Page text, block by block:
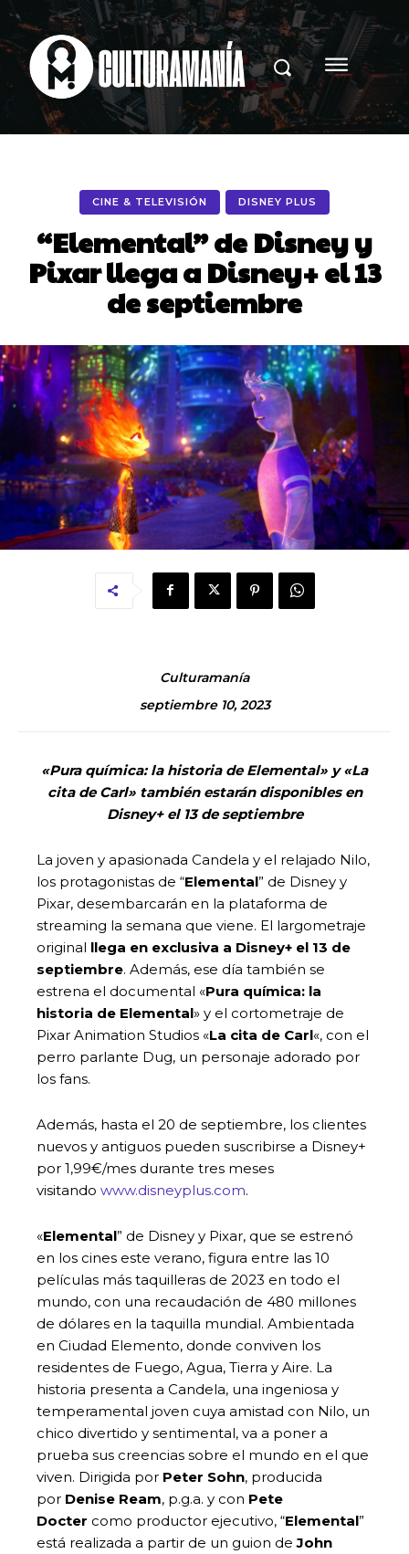
CINE & TELEVISIÓN DISNEY PLUS
“Elemental” de Disney y
Pixar llega a Disney+ el 13
de septiembre
Culturamanía
septiembre 10, 2023
«Pura química: la historia de Elemental» y «La
cita de Carl» también estarán disponibles en
Disney+ el 13 de septiembre
La joven y apasionada Candela y el relajado Nilo,
los protagonistas de “Elemental” de Disney y
Pixar, desembarcarán en la plataforma de
streaming la semana que viene. El largometraje
original llega en exclusiva a Disney+ el 13 de
septiembre. Además, ese día también se
estrena el documental «Pura química: la
historia de Elemental» y el cortometraje de
Pixar Animation Studios «La cita de Carl«, con el
perro parlante Dug, un personaje adorado por
los fans.
Además, hasta el 20 de septiembre, los clientes
nuevos y antiguos pueden suscribirse a Disney+
por 1,99€/mes durante tres meses
visitando www.disneyplus.com.
«Elemental” de Disney y Pixar, que se estrenó
en los cines este verano, figura entre las 10
películas más taquilleras de 2023 en todo el
mundo, con una recaudación de 480 millones
de dólares en la taquilla mundial. Ambientada
en Ciudad Elemento, donde conviven los
residentes de Fuego, Agua, Tierra y Aire. La
historia presenta a Candela, una ingeniosa y
temperamental joven cuya amistad con Nilo, un
chico divertido y sentimental, va a poner a
prueba sus creencias sobre el mundo en el que
viven. Dirigida por Peter Sohn, producida
por Denise Ream, p.g.a. y con Pete
Docter como productor ejecutivo, “Elemental”
está realizada a partir de un guion deJohn